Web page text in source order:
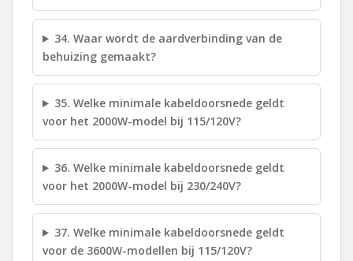
34. Waar wordt de aardverbinding van de
behuizing gemaakt?
35. Welke minimale kabeldoorsnede geldt
voor het 2000W-model bij 115/120V?
36. Welke minimale kabeldoorsnede geldt
voor het 2000W-model bij 230/240V?
37. Welke minimale kabeldoorsnede geldt
voor de 3600W-modellen bij 115/120V?